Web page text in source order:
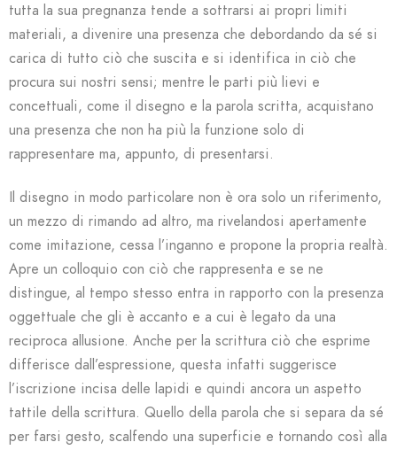
tutta la sua pregnanza tende a sottrarsi ai propri limiti
materiali, a divenire una presenza che debordando da sé si
carica di tutto ciò che suscita e si identifica in ciò che
procura sui nostri sensi; mentre le parti più lievi e
concettuali, come il disegno e la parola scritta, acquistano
una presenza che non ha più la funzione solo di
rappresentare ma, appunto, di presentarsi.
Il disegno in modo particolare non è ora solo un riferimento,
un mezzo di rimando ad altro, ma rivelandosi apertamente
come imitazione, cessa l’inganno e propone la propria realtà.
Apre un colloquio con ciò che rappresenta e se ne
distingue, al tempo stesso entra in rapporto con la presenza
oggettuale che gli è accanto e a cui è legato da una
reciproca allusione. Anche per la scrittura ciò che esprime
differisce dall’espressione, questa infatti suggerisce
l’iscrizione incisa delle lapidi e quindi ancora un aspetto
tattile della scrittura. Quello della parola che si separa da sé
per farsi gesto, scalfendo una superficie e tornando così alla